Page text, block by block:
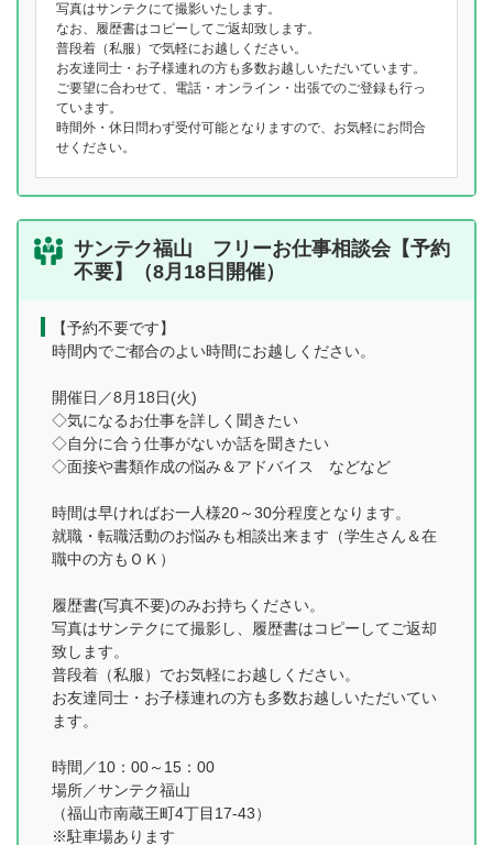
写真はサンテクにて撮影いたします。
なお、履歴書はコピーしてご返却致します。
普段着（私服）で気軽にお越しください。
お友達同士・お子様連れの方も多数お越しいただいています。
ご要望に合わせて、電話・オンライン・出張でのご登録も行っ
ています。
時間外・休日問わず受付可能となりますので、お気軽にお問合
せください。
サンテク福山 フリーお仕事相談会【予約
不要】（8月18日開催）
【予約不要です】
時間内でご都合のよい時間にお越しください。
開催日／8月18日(火)
◇気になるお仕事を詳しく聞きたい
◇自分に合う仕事がないか話を聞きたい
◇面接や書類作成の悩み＆アドバイス などなど
時間は早ければお一人様20～30分程度となります。
就職・転職活動のお悩みも相談出来ます（学生さん＆在
職中の方もＯＫ）
履歴書(写真不要)のみお持ちください。
写真はサンテクにて撮影し、履歴書はコピーしてご返却
致します。
普段着（私服）でお気軽にお越しください。
お友達同士・お子様連れの方も多数お越しいただいてい
ます。
時間／10：00～15：00
場所／サンテク福山
（福山市南蔵王町4丁目17-43）
※駐車場あります